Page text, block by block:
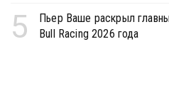
5
Пьер Ваше раскрыл
Bull Racing 2026 года